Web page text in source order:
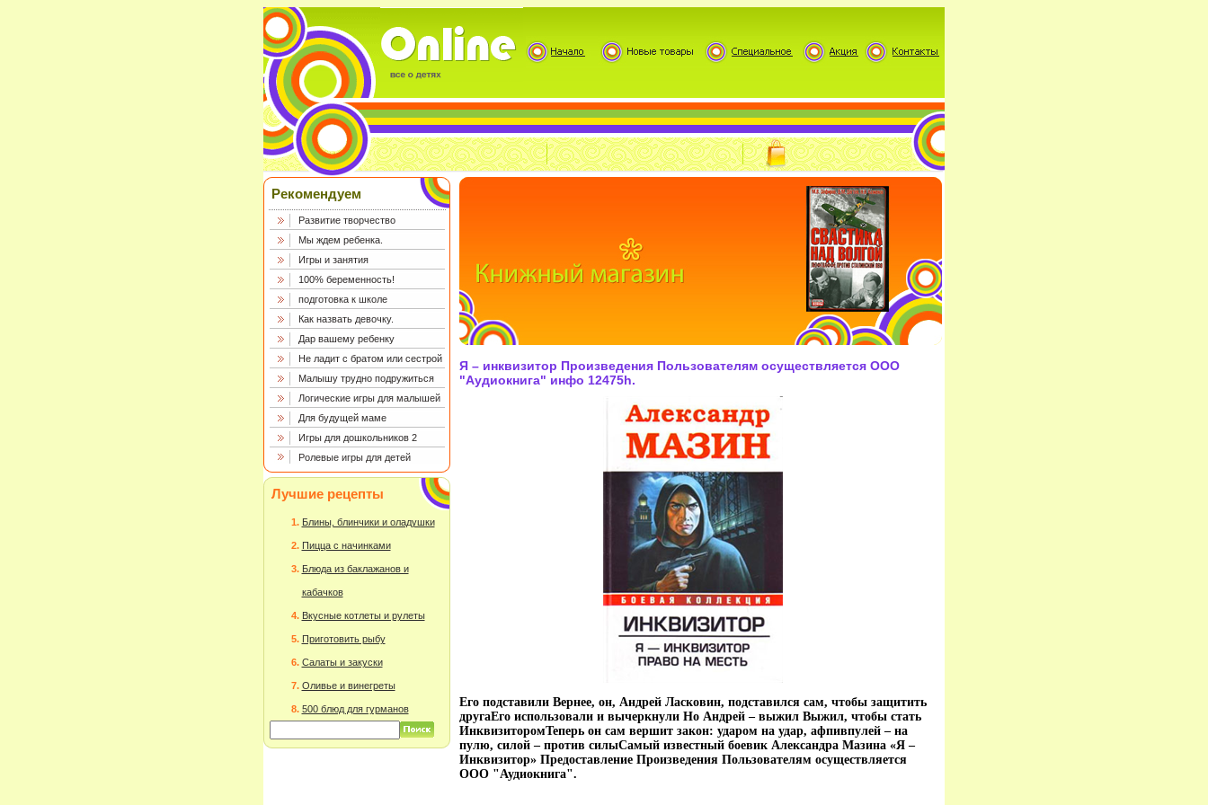
Рекомендуем
Развитие творчество
Мы ждем ребенка.
Игры и занятия
100% беременность!
подготовка к школе
Как назвать девочку.
Дар вашему ребенку
Не ладит с братом или сестрой
Малышу трудно подружиться
Логические игры для малышей
Для будущей маме
Игры для дошкольников 2
Ролевые игры для детей
Лучшие рецепты
Блины, блинчики и оладушки
Пицца с начинками
Блюда из баклажанов и
кабачков
Вкусные котлеты и рулеты
Приготовить рыбу
Салаты и закуски
Оливье и винегреты
500 блюд для гурманов
Я – инквизитор Произведения Пользователям осуществляется ООО
"Аудиокнига" инфо 12475h.
Его подставили Вернее, он, Андрей Ласковин, подставился сам, чтобы защитить
другаЕго использовали и вычеркнули Но Андрей – выжил Выжил, чтобы стать
ИнквизиторомТеперь он сам вершит закон: ударом на удар, афпивпулей – на
пулю, силой – против силыСамый известный боевик Александра Мазина «Я –
Инквизитор» Предоставление Произведения Пользователям осуществляется
ООО "Аудиокнига".